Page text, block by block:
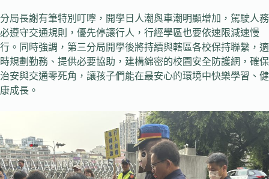
分局長謝有筆特別叮嚀，開學日人潮與車潮明顯增加，駕駛人務
必遵守交通規則，優先停讓行人，行經學區也要依速限減速慢
行。同時強調，第三分局開學後將持續與轄區各校保持聯繫，適
時規劃勤務、提供必要協助，建構綿密的校園安全防護網，確保
治安與交通零死角，讓孩子們能在最安心的環境中快樂學習、健
康成長。